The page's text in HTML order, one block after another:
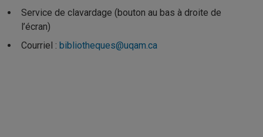
Service de clavardage (bouton au bas à droite de
l’écran)
Courriel : bibliotheques@uqam.ca